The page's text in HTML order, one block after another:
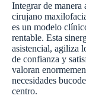
Integrar de
cirujano
es un modelo
rentable. Esta
asistencial, agiliza
de confianza y
valoran
necesidades
centro.